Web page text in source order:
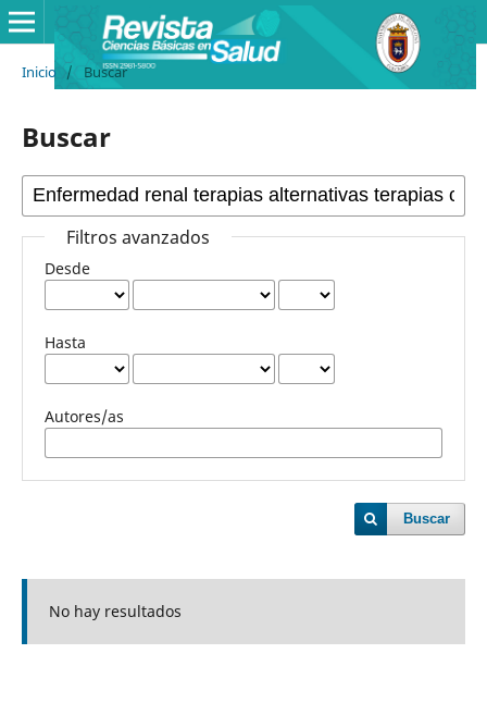
Inicio / Buscar
Buscar
Filtros avanzados
Desde
Hasta
Autores/as
Buscar
No hay resultados